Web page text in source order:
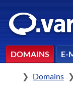
DOMAINS E-
HomeDomains